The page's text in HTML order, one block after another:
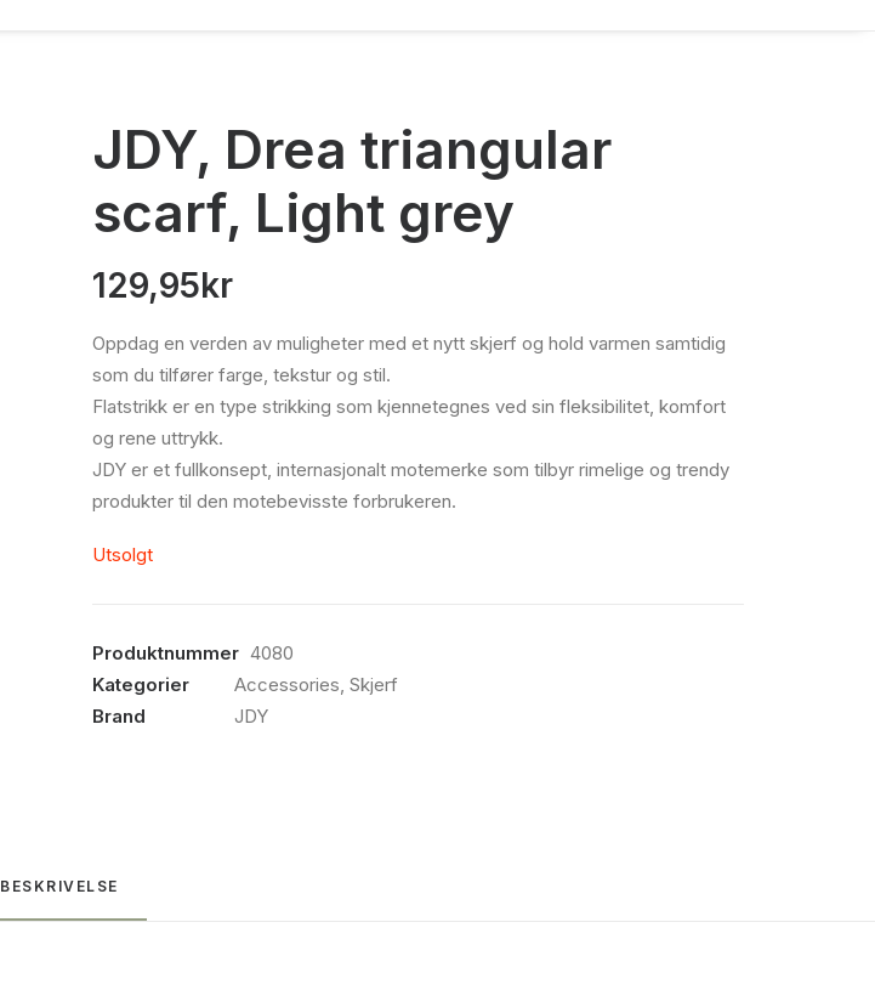
JDY, Drea triangular
scarf, Light grey
129,95kr
Oppdag en verden av muligheter med et nytt skjerf og hold varmen samtidig
som du tilfører farge, tekstur og stil.
Flatstrikk er en type strikking som kjennetegnes ved sin fleksibilitet, komfort
og rene uttrykk.
JDY er et fullkonsept, internasjonalt motemerke som tilbyr rimelige og trendy
produkter til den mote­bevisste forbrukeren.
Utsolgt
Produktnummer 4080
Kategorier
Accessories, Skjerf
Brand
JDY
BESKRIVELSE